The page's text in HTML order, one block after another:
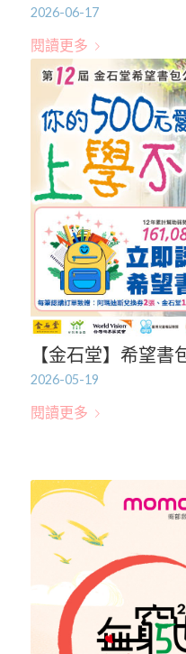
2026-06-17
閱讀更多
【金石堂】希望
2026-05-19
閱讀更多